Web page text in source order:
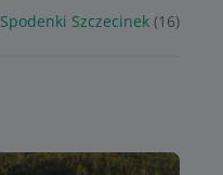
Spodenki Szczecinek (16)